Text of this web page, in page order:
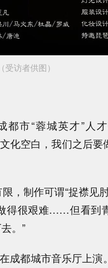
访者供图）
市“蓉城英才”人
化空白，我们之后
，制作可谓“捉襟见
得很艰难……但看到
。”
成都城市音乐厅上演